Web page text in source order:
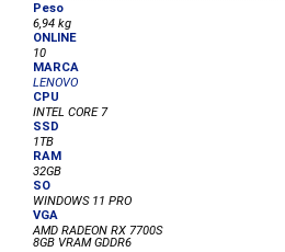
Peso
6,94 kg
ONLINE
10
MARCA
LENOVO
CPU
INTEL CORE 7
SSD
1TB
RAM
32GB
SO
WINDOWS 11 PRO
VGA
AMD RADEON RX 7700S
8GB VRAM GDDR6